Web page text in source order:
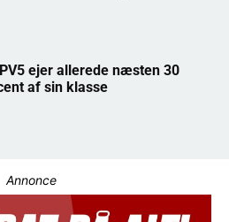
ejer allerede næsten 30
af sin klasse
Annonce